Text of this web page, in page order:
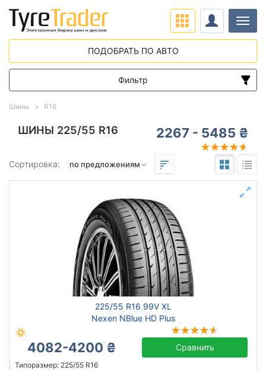
ШИНЫ 225/55 R16 2267 - 5485 ₴
Сортировка:
225/55 R16 99V XL
Nexen NBlue HD Plus
4082-4200 ₴ Сравнить
Типоразмер: 225/55 R16
Шины R16
ПОДОБРАТЬ ПО АВТО
Фильтр
Диапазон цен
от
Подбор по параметрам
225
Triangle
Hankook
Sailun